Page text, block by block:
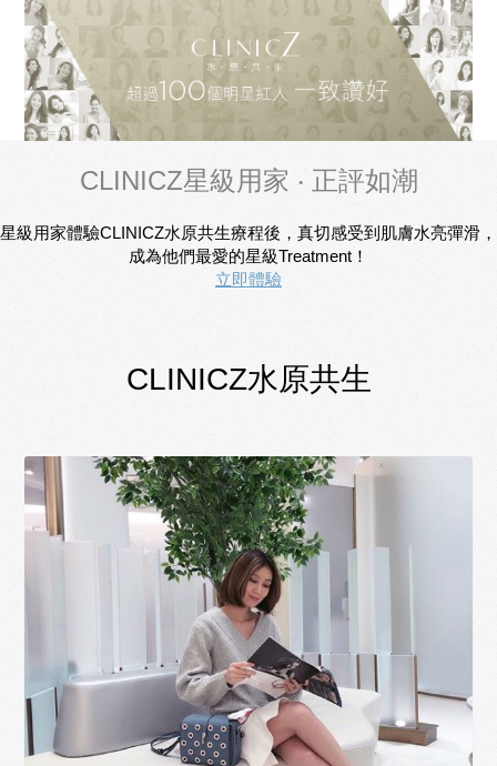
CLINICZ星級用家 ‧ 正評如潮
星級用家體驗CLINICZ水原共生療程後，真切感受到肌膚水亮彈滑，
成為他們最愛的星級Treatment！
立即體驗
CLINICZ水原共生